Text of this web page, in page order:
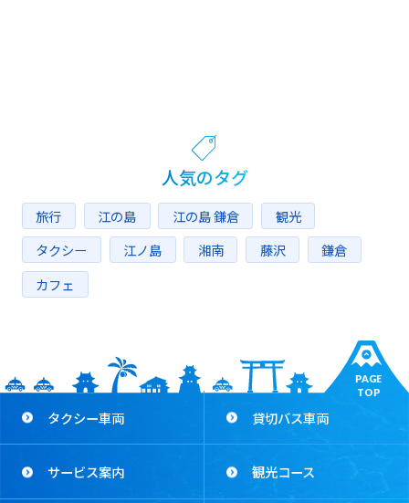
人気のタグ
旅行 江の島 江の島 鎌倉
観光
タクシー
江ノ島 湘南 藤沢
鎌倉
カフェ
PAGE
TOP
タクシー車両 貸切バス車両
サービス案内 観光コース